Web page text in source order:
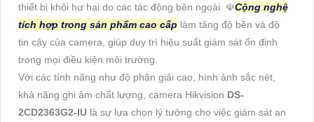
thiết bị khỏi hư hại do các tác động bên ngoài. ☫Cộng nghệ
tích hợp trong sản phẩm cao cấp làm tăng độ bền và độ
tin cậy của camera, giúp duy trì hiệu suất giám sát ổn định
trong mọi điều kiện môi trường.
Với các tính năng như độ phân giải cao, hình ảnh sắc nét,
khả năng ghi âm chất lượng, camera Hikvision DS-
2CD2363G2-IU là sự lựa chọn lý tưởng cho việc giám sát an